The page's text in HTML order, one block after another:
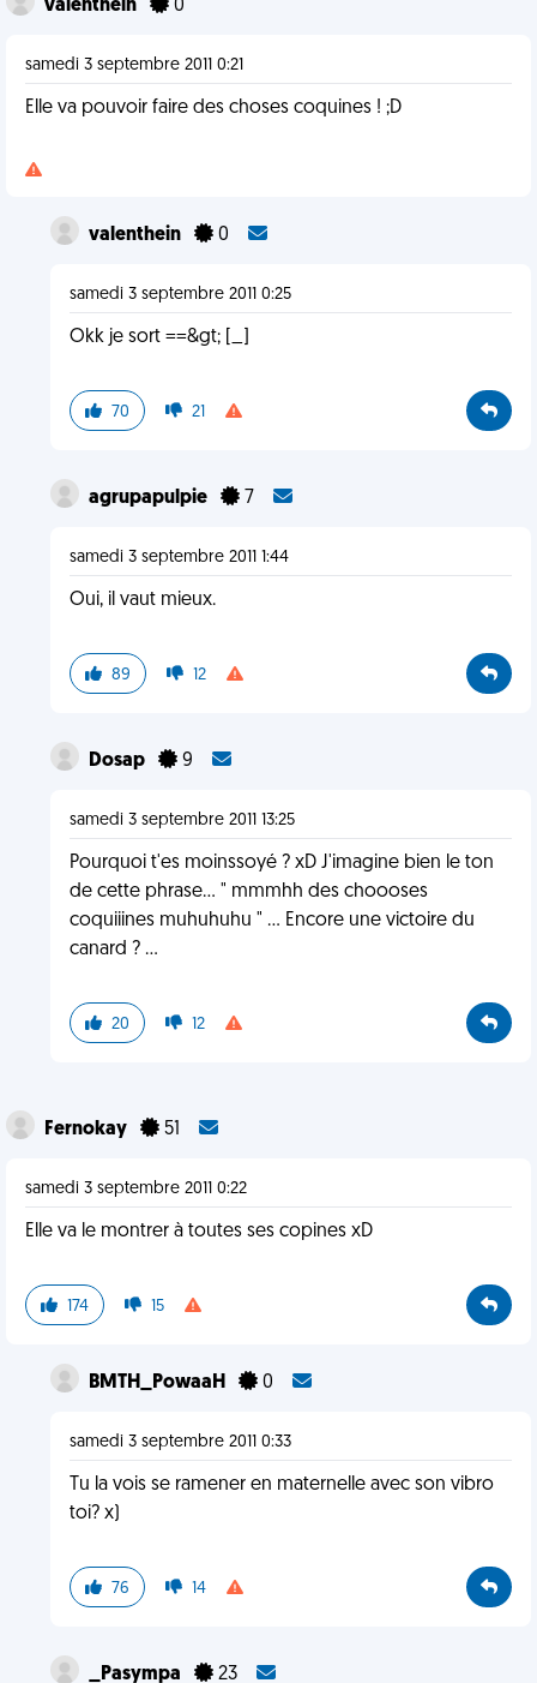
valenthein 0
samedi 3 septembre 2011 0:21
Elle va pouvoir faire des choses coquines ! ;D
valenthein 0
samedi 3 septembre 2011 0:25
Okk je sort ==&gt; [_]
70 21
agrupapulpie 7
samedi 3 septembre 2011 1:44
Oui, il vaut mieux.
89 12
Dosap 9
samedi 3 septembre 2011 13:25
Pourquoi t'es moinssoyé ? xD J'imagine bien le ton
de cette phrase... " mmmhh des choooses
coquiiines muhuhuhu " ... Encore une victoire du
canard ? ...
20 12
Fernokay 51
samedi 3 septembre 2011 0:22
Elle va le montrer à toutes ses copines xD
174 15
BMTH_PowaaH 0
samedi 3 septembre 2011 0:33
Tu la vois se ramener en maternelle avec son vibro
toi? x)
76 14
_Pasympa 23